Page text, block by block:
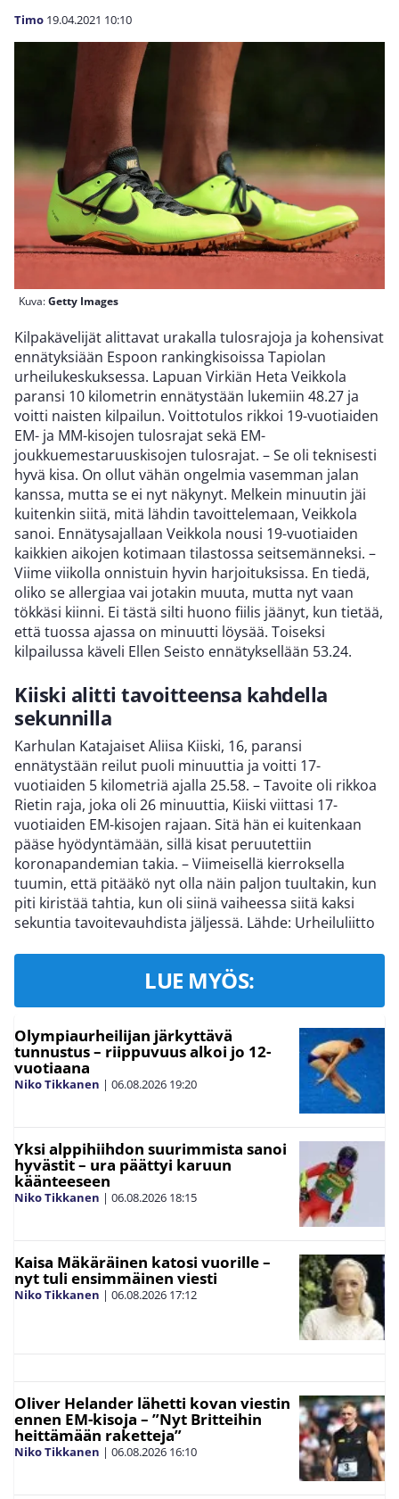
Timo 19.04.2021 10:10
Kuva:Getty Images
Kilpakävelijät alittavat urakalla tulosrajoja ja kohensivat
ennätyksiään Espoon rankingkisoissa Tapiolan
urheilukeskuksessa. Lapuan Virkiän Heta Veikkola
paransi 10 kilometrin ennätystään lukemiin 48.27 ja
voitti naisten kilpailun. Voittotulos rikkoi 19-vuotiaiden
EM- ja MM-kisojen tulosrajat sekä EM-
joukkuemestaruuskisojen tulosrajat. – Se oli teknisesti
hyvä kisa. On ollut vähän ongelmia vasemman jalan
kanssa, mutta se ei nyt näkynyt. Melkein minuutin jäi
kuitenkin siitä, mitä lähdin tavoittelemaan, Veikkola
sanoi. Ennätysajallaan Veikkola nousi 19-vuotiaiden
kaikkien aikojen kotimaan tilastossa seitsemänneksi. –
Viime viikolla onnistuin hyvin harjoituksissa. En tiedä,
oliko se allergiaa vai jotakin muuta, mutta nyt vaan
tökkäsi kiinni. Ei tästä silti huono fiilis jäänyt, kun tietää,
että tuossa ajassa on minuutti löysää. Toiseksi
kilpailussa käveli Ellen Seisto ennätyksellään 53.24.
Kiiski alitti tavoitteensa kahdella
sekunnilla
Karhulan Katajaiset Aliisa Kiiski, 16, paransi
ennätystään reilut puoli minuuttia ja voitti 17-
vuotiaiden 5 kilometriä ajalla 25.58. – Tavoite oli rikkoa
Rietin raja, joka oli 26 minuuttia, Kiiski viittasi 17-
vuotiaiden EM-kisojen rajaan. Sitä hän ei kuitenkaan
pääse hyödyntämään, sillä kisat peruutettiin
koronapandemian takia. – Viimeisellä kierroksella
tuumin, että pitääkö nyt olla näin paljon tuultakin, kun
piti kiristää tahtia, kun oli siinä vaiheessa siitä kaksi
sekuntia tavoitevauhdista jäljessä. Lähde: Urheiluliitto
LUE MYÖS:
Olympiaurheilijan järkyttävä
tunnustus – riippuvuus alkoi jo 12-
vuotiaana
Niko Tikkanen | 06.08.2026 19:20
Yksi alppihiihdon suurimmista sanoi
hyvästit – ura päättyi karuun
käänteeseen
Niko Tikkanen | 06.08.2026 18:15
Kaisa Mäkäräinen katosi vuorille –
nyt tuli ensimmäinen viesti
Niko Tikkanen | 06.08.2026 17:12
Oliver Helander lähetti kovan viestin
ennen EM-kisoja – ”Nyt Britteihin
heittämään raketteja”
Niko Tikkanen | 06.08.2026 16:10